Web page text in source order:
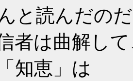
と読んだの
者は曲解し
知恵」は